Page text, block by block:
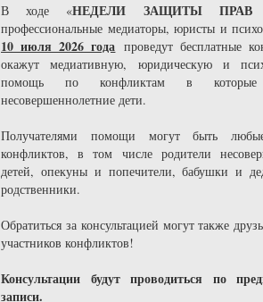
В ходе «НЕДЕЛИ ЗАЩИТЫ ПРАВ
профессиональные медиаторы, юристы и
10 июля 2026 года проведут бесплатные
окажут медиативную, юридическую и
помощь по конфликтам в которые
несовершеннолетние дети.
Получателями помощи могут быть
конфликтов, в том числе родители
детей, опекуны и попечители, бабушки и
родственники.
Обратиться за консультацией могут также
участников конфликтов!
Консультации будут проводиться по
записи.